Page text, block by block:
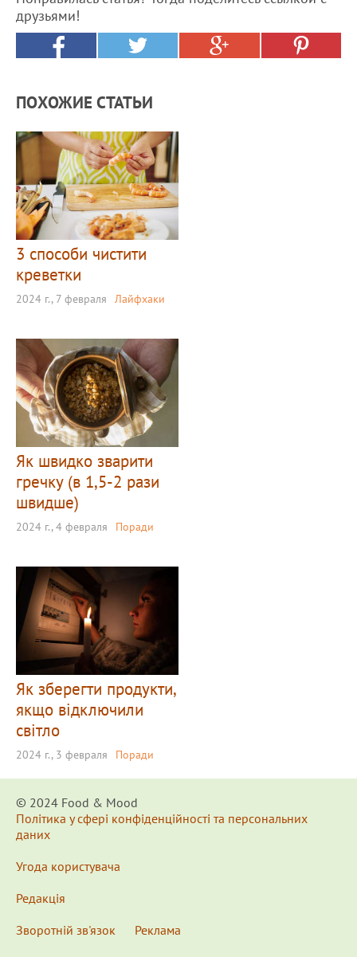
друзьями!
ПОХОЖИЕ СТАТЬИ
3 способи чистити
креветки
2024 г., 7 февраля Лайфхаки
Як швидко зварити
гречку (в 1,5-2 рази
швидше)
2024 г., 4 февраля Поради
Як зберегти продукти,
якщо відключили
світло
2024 г., 3 февраля Поради
© 2024 Food & Мood
Політика у сфері конфіденційності та персональних
даних
Угода користувача
Редакція
Зворотній зв'язок
Реклама